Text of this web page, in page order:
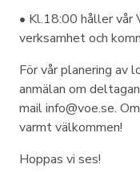
• Kl.18:00 håller vår
verksamhet och
För vår planering av
anmälan om
mail info@voe.se.
varmt välkommen!
Hoppas vi ses!